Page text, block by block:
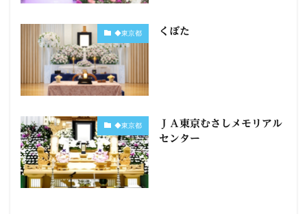
◆東京都 くぼた
◆東京都
ＪＡ東京むさしメモリアル
センター